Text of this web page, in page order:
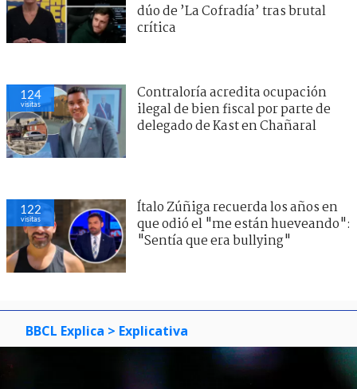
dúo de ’La Cofradía’ tras brutal
crítica
124
visitas
Contraloría acredita ocupación
ilegal de bien fiscal por parte de
delegado de Kast en Chañaral
122
visitas
Ítalo Zúñiga recuerda los años en
que odió el "me están hueveando":
"Sentía que era bullying"
BBCL Explica > Explicativa